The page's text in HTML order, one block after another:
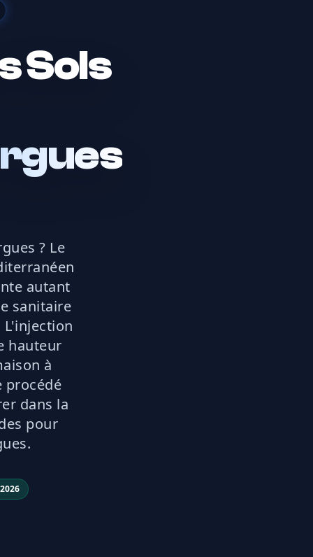
Sols
? Le
autant
sanitaire
hauteur
à
procédé
dans la
pour